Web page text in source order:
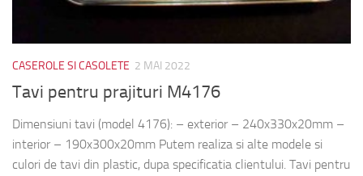
CASEROLE SI CASOLETE 2 MAI 2022
Tavi pentru prajituri M4176
Dimensiuni tavi (model 4176): – exterior – 240x330x20mm –
interior – 190x300x20mm Putem realiza si alte modele si
culori de tavi din plastic, dupa specificatia clientului. Tavi pentru